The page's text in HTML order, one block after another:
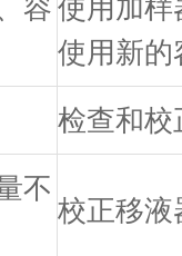
容 使用加样
使用新的
检查和校
不
校正移液